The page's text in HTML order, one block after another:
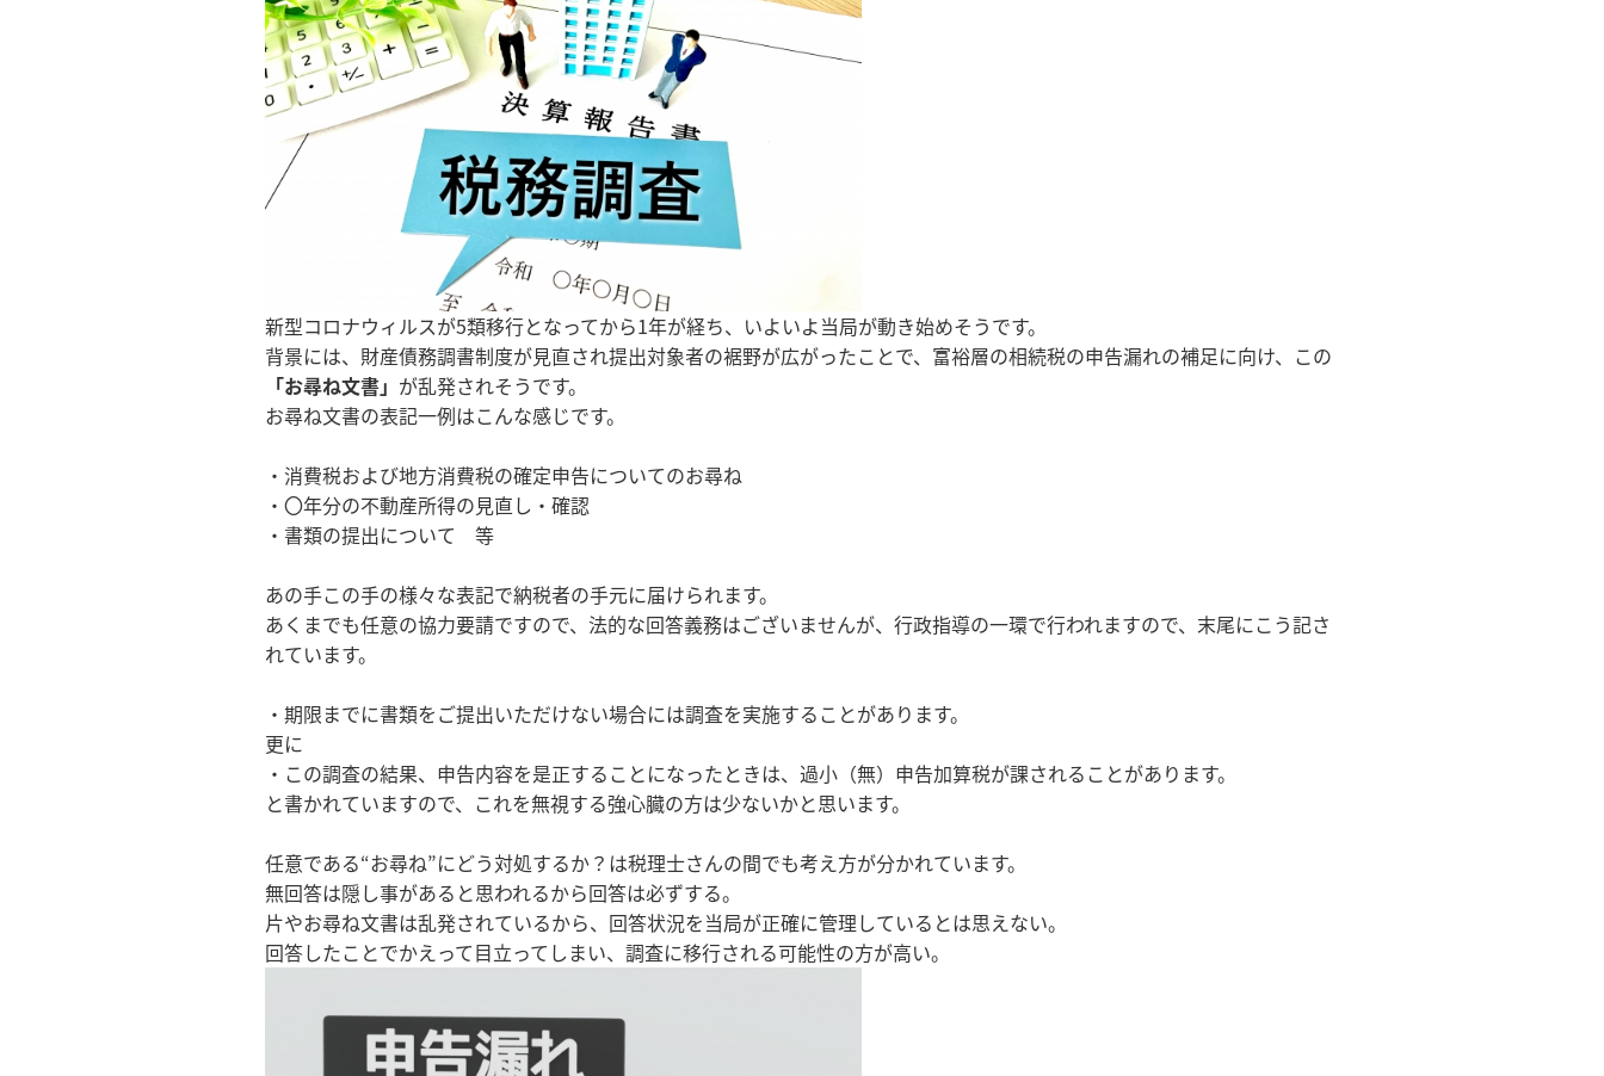
新型コロナウィルスが5類移行となってから1年が経ち、いよいよ当局が動き始めそうです。
背景には、財産債務調書制度が見直され提出対象者の裾野が広がったことで、富裕層の相続税の申告漏れの補足に向け、この
「お尋ね文書」 が乱発されそうです。
お尋ね文書の表記一例はこんな感じです。
・消費税および地方消費税の確定申告についてのお尋ね
・〇年分の不動産所得の見直し・確認
・書類の提出について 等
あの手この手の様々な表記で納税者の手元に届けられます。
あくまでも任意の協力要請ですので、法的な回答義務はございませんが、行政指導の一環で行われますので、末尾にこう記さ
れています。
・期限までに書類をご提出いただけない場合には調査を実施することがあります。
更に
・この調査の結果、申告内容を是正することになったときは、過小（無）申告加算税が課されることがあります。
と書かれていますので、これを無視する強心臓の方は少ないかと思います。
任意である“お尋ね”にどう対処するか？は税理士さんの間でも考え方が分かれています。
無回答は隠し事があると思われるから回答は必ずする。
片やお尋ね文書は乱発されているから、回答状況を当局が正確に管理しているとは思えない。
回答したことでかえって目立ってしまい、調査に移行される可能性の方が高い。